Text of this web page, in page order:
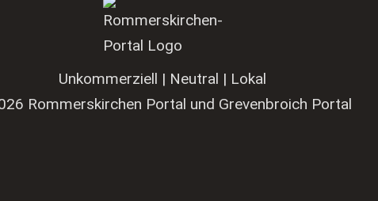
Unkommerziell | Neutral | Lokal
Rommerskirchen Portal und Grevenbroich Portal